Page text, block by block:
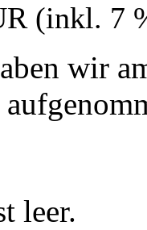
(inkl. 7
wir
leer.